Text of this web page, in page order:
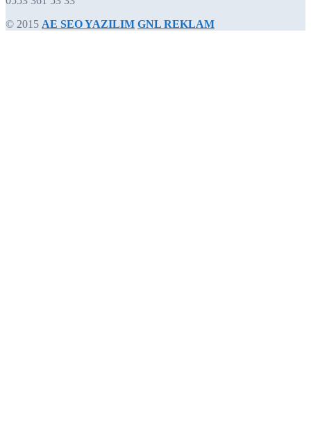
© 2015 AE SEO YAZILIM GNL REKLAM